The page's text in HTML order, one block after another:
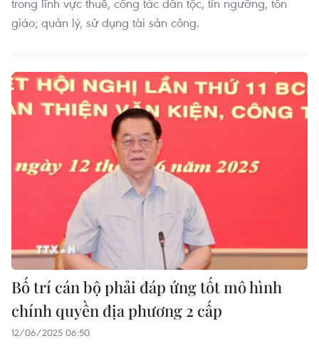
trong lĩnh vực thuế, công tác dân tộc, tín ngưỡng, tôn
giáo; quản lý, sử dụng tài sản công.
Bố trí cán bộ phải đáp ứng tốt mô hình
chính quyền địa phương 2 cấp
12/06/2025 06:50